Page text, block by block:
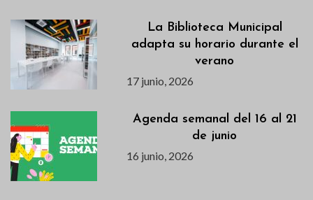
La Biblioteca Municipal
adapta su horario durante el
verano
17 junio, 2026
Agenda semanal del 16 al 21
de junio
16 junio, 2026